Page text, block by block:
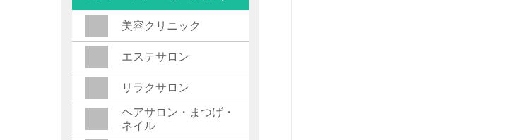
美容クリニック
エステサロン
リラクサロン
ヘアサロン・まつげ・
ネイル